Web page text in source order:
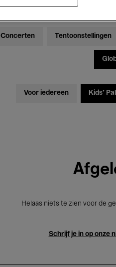
Concerten Tentoonstellingen
Voor iedereen Kids’
Helaas niets te zien voor de
Schrijf je in op onze